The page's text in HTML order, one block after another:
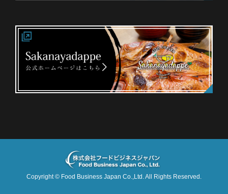
Copyright © Food Business Japan Co.,Ltd.All Rights Reserved.